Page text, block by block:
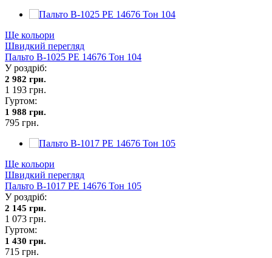
Ще кольори
Швидкий перегляд
Пальто В-1025 PE 14676 Тон 104
У роздріб:
2 982 грн.
1 193 грн.
Гуртом:
1 988 грн.
795 грн.
Ще кольори
Швидкий перегляд
Пальто В-1017 PE 14676 Тон 105
У роздріб:
2 145 грн.
1 073 грн.
Гуртом:
1 430 грн.
715 грн.